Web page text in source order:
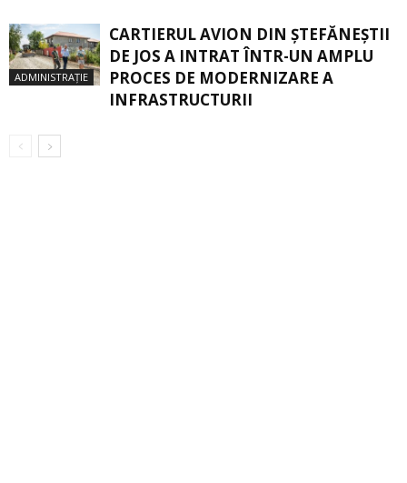
ADMINISTRAȚIE
CARTIERUL AVION DIN ŞTEFĂNEŞTII
DE JOS A INTRAT ÎNTR-UN AMPLU
PROCES DE MODERNIZARE A
INFRASTRUCTURII